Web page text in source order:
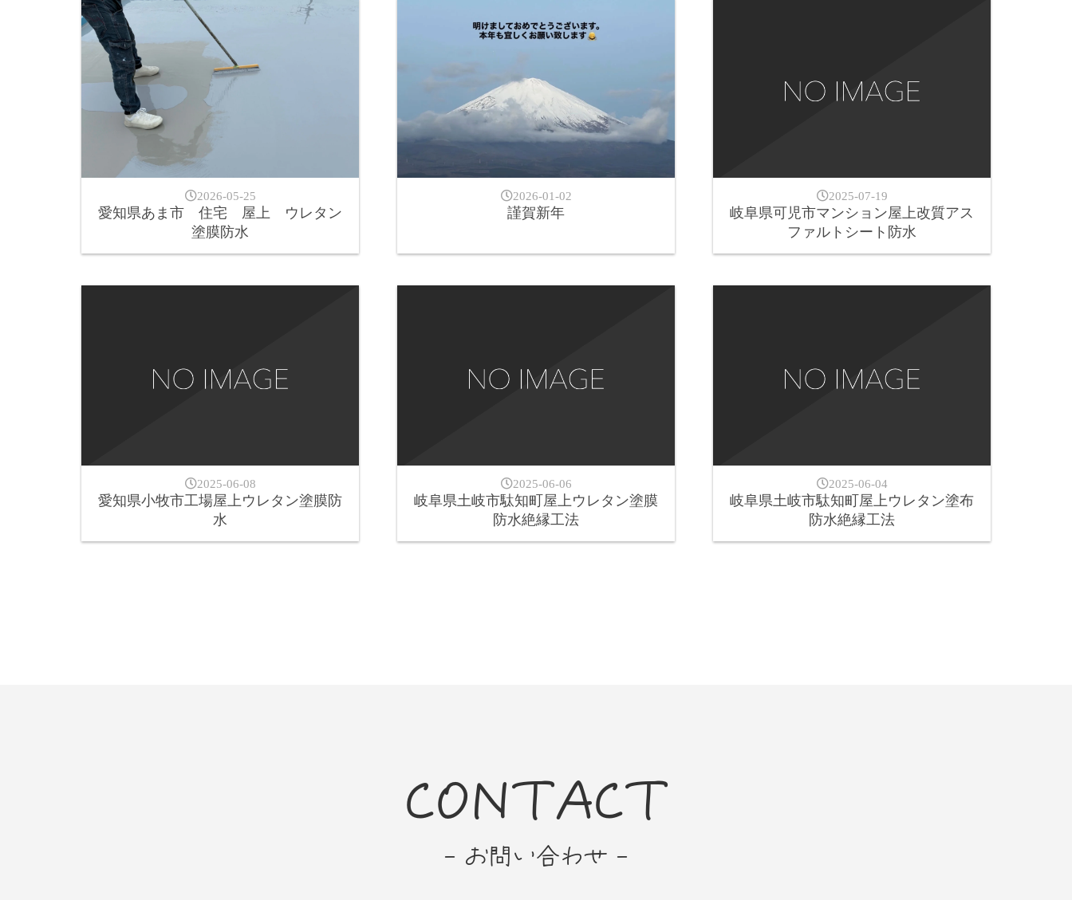
2026-05-25
愛知県あま市 住宅 屋上 ウレタン
塗膜防水
2026-01-02
謹賀新年
2025-07-19
岐阜県可児市マンション屋上改質アス
ファルトシート防水
2025-06-08
愛知県小牧市工場屋上ウレタン塗膜防
水
2025-06-06
岐阜県土岐市駄知町屋上ウレタン塗膜
防水絶縁工法
2025-06-04
岐阜県土岐市駄知町屋上ウレタン塗布
防水絶縁工法
CONTACT
- お問い合わせ -